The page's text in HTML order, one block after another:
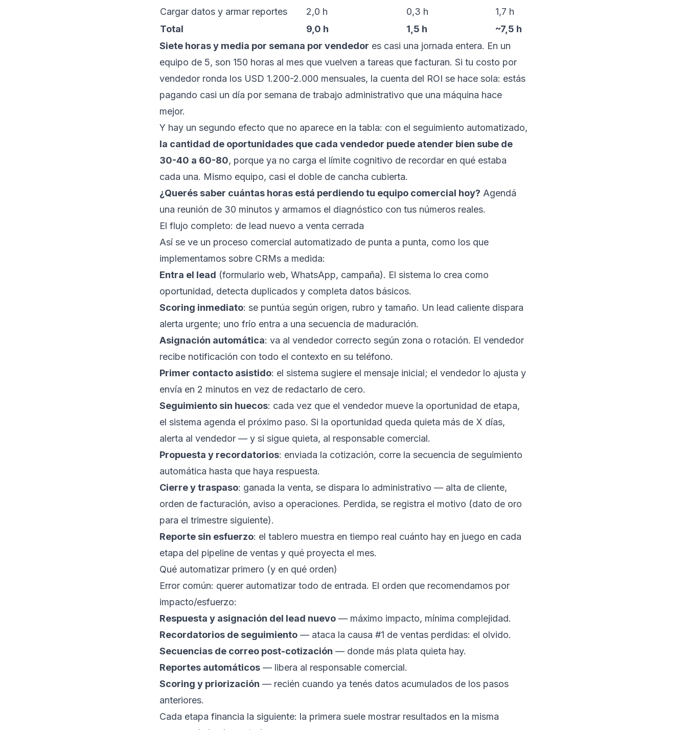
Cargar datos y armar reportes 2,0 h 0,3 h
1,7 h
Total
9,0 h 1,5 h
~7,5 h
Siete horas y media por semana por vendedor es casi una jornada entera. En un
equipo de 5, son 150 horas al mes que vuelven a tareas que facturan. Si tu costo por
vendedor ronda los USD 1.200-2.000 mensuales, la cuenta del ROI se hace sola: estás
pagando casi un día por semana de trabajo administrativo que una máquina hace
mejor.
Y hay un segundo efecto que no aparece en la tabla: con el seguimiento automatizado,
la cantidad de oportunidades que cada vendedor puede atender bien sube de
30-40 a 60-80, porque ya no carga el límite cognitivo de recordar en qué estaba
cada una. Mismo equipo, casi el doble de cancha cubierta.
¿Querés saber cuántas horas está perdiendo tu equipo comercial hoy? Agendá
una reunión de 30 minutos y armamos el diagnóstico con tus números reales.
El flujo completo: de lead nuevo a venta cerrada
Así se ve un proceso comercial automatizado de punta a punta, como los que
implementamos sobre CRMs a medida:
Entra el lead (formulario web, WhatsApp, campaña). El sistema lo crea como
oportunidad, detecta duplicados y completa datos básicos.
Scoring inmediato: se puntúa según origen, rubro y tamaño. Un lead caliente dispara
alerta urgente; uno frío entra a una secuencia de maduración.
Asignación automática: va al vendedor correcto según zona o rotación. El vendedor
recibe notificación con todo el contexto en su teléfono.
Primer contacto asistido: el sistema sugiere el mensaje inicial; el vendedor lo ajusta y
envía en 2 minutos en vez de redactarlo de cero.
Seguimiento sin huecos: cada vez que el vendedor mueve la oportunidad de etapa,
el sistema agenda el próximo paso. Si la oportunidad queda quieta más de X días,
alerta al vendedor — y si sigue quieta, al responsable comercial.
Propuesta y recordatorios: enviada la cotización, corre la secuencia de seguimiento
automática hasta que haya respuesta.
Cierre y traspaso: ganada la venta, se dispara lo administrativo — alta de cliente,
orden de facturación, aviso a operaciones. Perdida, se registra el motivo (dato de oro
para el trimestre siguiente).
Reporte sin esfuerzo: el tablero muestra en tiempo real cuánto hay en juego en cada
etapa del pipeline de ventas y qué proyecta el mes.
Qué automatizar primero (y en qué orden)
Error común: querer automatizar todo de entrada. El orden que recomendamos por
impacto/esfuerzo:
Respuesta y asignación del lead nuevo — máximo impacto, mínima complejidad.
Recordatorios de seguimiento — ataca la causa #1 de ventas perdidas: el olvido.
Secuencias de correo post-cotización — donde más plata quieta hay.
Reportes automáticos — libera al responsable comercial.
Scoring y priorización — recién cuando ya tenés datos acumulados de los pasos
anteriores.
Cada etapa financia la siguiente: la primera suele mostrar resultados en la misma